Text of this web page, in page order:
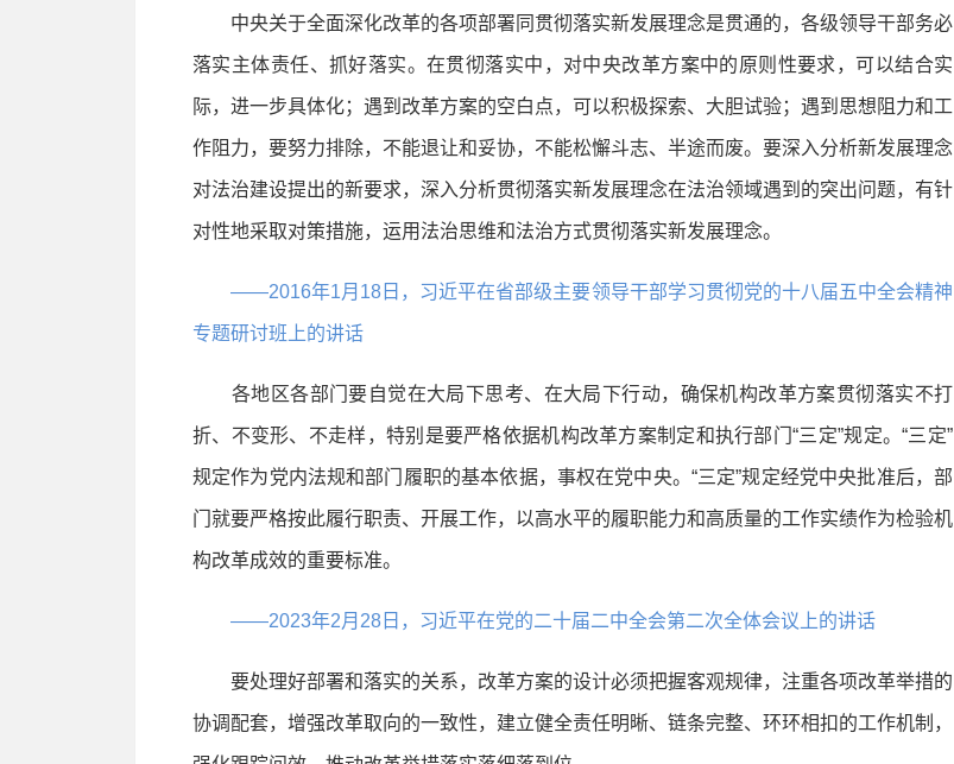
中央关于全面深化改革的各项部署同贯彻落实新发展理念是贯通的，各级领导干部务必
落实主体责任、抓好落实。在贯彻落实中，对中央改革方案中的原则性要求，可以结合实
际，进一步具体化；遇到改革方案的空白点，可以积极探索、大胆试验；遇到思想阻力和工
作阻力，要努力排除，不能退让和妥协，不能松懈斗志、半途而废。要深入分析新发展理念
对法治建设提出的新要求，深入分析贯彻落实新发展理念在法治领域遇到的突出问题，有针
对性地采取对策措施，运用法治思维和法治方式贯彻落实新发展理念。
——2016年1月18日，习近平在省部级主要领导干部学习贯彻党的十八届五中全会精神
专题研讨班上的讲话
各地区各部门要自觉在大局下思考、在大局下行动，确保机构改革方案贯彻落实不打
折、不变形、不走样，特别是要严格依据机构改革方案制定和执行部门“三定”规定。“三定”
规定作为党内法规和部门履职的基本依据，事权在党中央。“三定”规定经党中央批准后，部
门就要严格按此履行职责、开展工作，以高水平的履职能力和高质量的工作实绩作为检验机
构改革成效的重要标准。
——2023年2月28日，习近平在党的二十届二中全会第二次全体会议上的讲话
要处理好部署和落实的关系，改革方案的设计必须把握客观规律，注重各项改革举措的
协调配套，增强改革取向的一致性，建立健全责任明晰、链条完整、环环相扣的工作机制，